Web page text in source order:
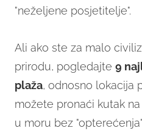
"neželjene posjetitelje".
Ali ako ste za malo
prirodu, pogledajte 9
plaža, odnosno lokacija
možete pronaći kutak
u moru bez